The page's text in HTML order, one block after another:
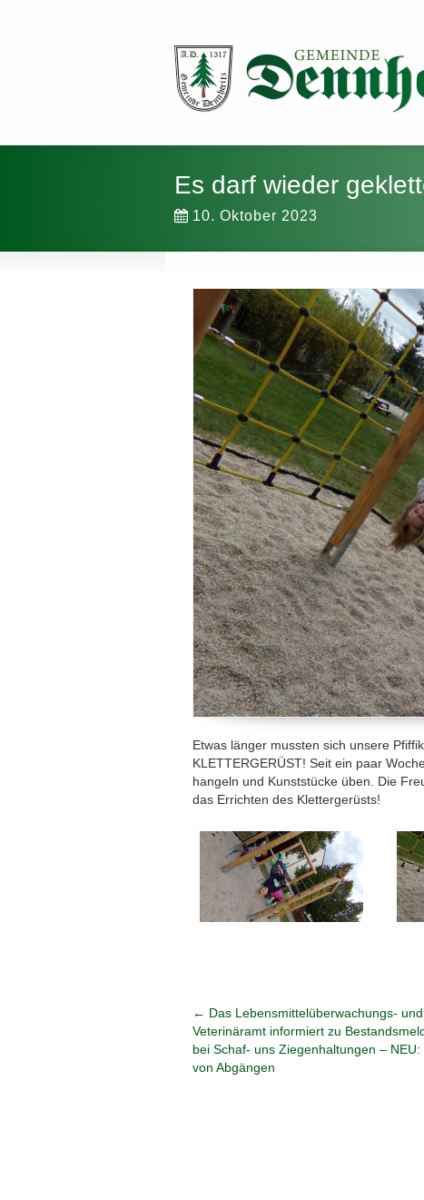
Es darf wieder
10. Oktober 2023
Etwas länger mussten sich unsere
KLETTERGERÜST! Seit ein paar
hangeln und Kunststücke üben. Die
das Errichten des Klettergerüsts!
← Das Lebensmittelüberwachungs- und
Veterinäramt informiert zu
bei Schaf- uns Ziegenhaltungen – NEU:
von Abgängen